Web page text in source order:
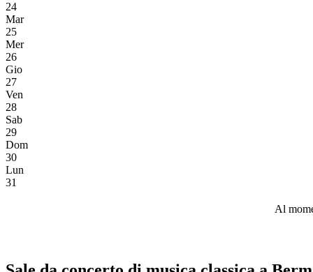
24
Mar
25
Mer
26
Gio
27
Ven
28
Sab
29
Dom
30
Lun
31
Al